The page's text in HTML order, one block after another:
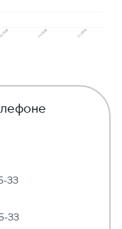
02.2026 04.2026 07.2026
33
33